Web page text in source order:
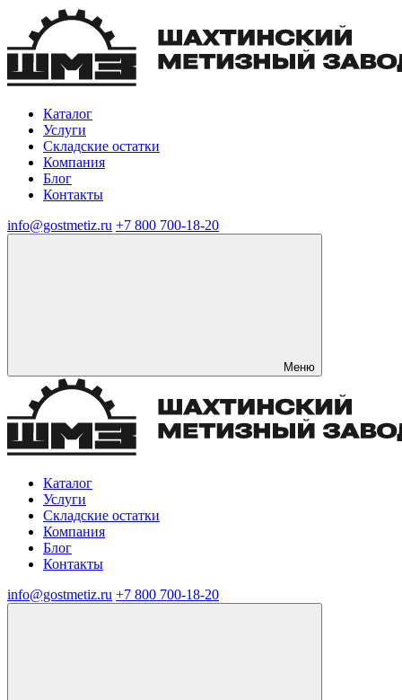
Каталог
Услуги
Складские остатки
Компания
Блог
Контакты
info@gostmetiz.ru +7 800 700-18-20
Меню
Каталог
Услуги
Складские остатки
Компания
Блог
Контакты
info@gostmetiz.ru +7 800 700-18-20